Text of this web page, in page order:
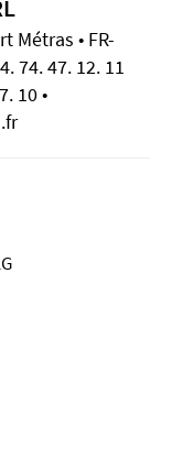
Métras • FR-
74. 47. 12. 11
10 •